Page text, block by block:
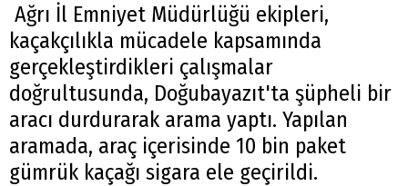
Ağrı İl Emniyet Müdürlüğü ekipleri,
kaçakçılıkla mücadele kapsamında
gerçekleştirdikleri çalışmalar
doğrultusunda, Doğubayazıt'ta şüpheli bir
aracı durdurarak arama yaptı. Yapılan
aramada, araç içerisinde 10 bin paket
gümrük kaçağı sigara ele geçirildi.